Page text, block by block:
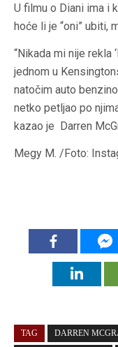
U filmu o Diani ima i
hoće li je “oni” ubiti,
“Nikada mi nije rekla
jednom u
natočim auto
netko petljao po
kazao je Darren
Megy M. /Foto:
TAG DARREN